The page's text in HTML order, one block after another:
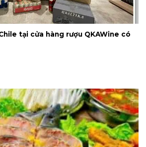
tại cửa hàng rượu QKAWine có